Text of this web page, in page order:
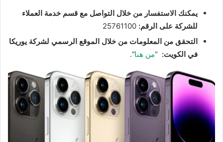
يمكنك الاستفسار من خلال التواصل مع قسم خدمة العملاء
للشركة على الرقم:
التحقق من المعلومات من خلال الموقع الرسمي لشركة يوريكا
في الكويت: “من هنا“.